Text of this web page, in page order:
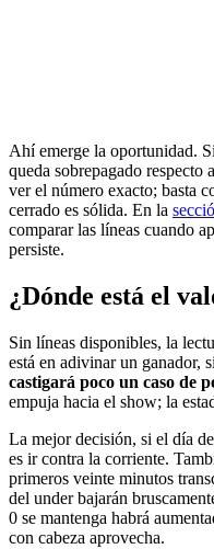
Ahí emerge la oportunidad.
queda sobrepagado respecto
ver el número exacto; basta
cerrado es sólida. En la
comparar las líneas cuando
persiste.
¿Dónde está el
Sin líneas disponibles, la
está en adivinar un ganador,
castigará poco un caso de
empuja hacia el show; la
La mejor decisión, si el día
es ir contra la corriente.
primeros veinte minutos
del under bajarán
0 se mantenga habrá
con cabeza aprovecha.